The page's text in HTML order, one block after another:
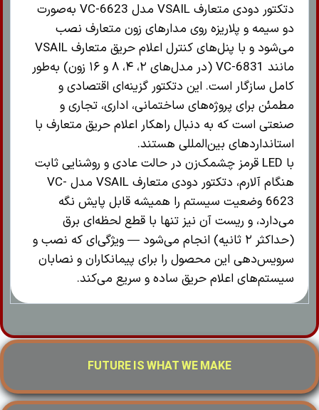
دتکتور دودی متعارف VSAIL مدل VC-6623 به‌صورت
دو سیمه و پلاریزه روی مدارهای زون متعارف نصب
می‌شود و با پنل‌های کنترل اعلام حریق متعارف VSAIL
مانند VC-6831 (در مدل‌های ۲، ۴، ۸ و ۱۶ زون) به‌طور
کامل سازگار است. این دتکتور گزینه‌ای اقتصادی و
مطمئن برای پروژه‌های ساختمانی، اداری، تجاری و
صنعتی است که به دنبال راهکار اعلام حریق متعارف با
استانداردهای بین‌المللی هستند.
با LED قرمز چشمک‌زن در حالت عادی و روشنایی ثابت
هنگام آلارم، دتکتور دودی متعارف VSAIL مدل VC-
6623 وضعیت سیستم را همیشه قابل پایش نگه
می‌دارد، و ریست آن نیز تنها با قطع لحظه‌ای برق
(حداکثر ۲ ثانیه) انجام می‌شود — ویژگی‌ای که نصب و
سرویس‌دهی این محصول را برای پیمانکاران و نصابان
سیستم‌های اعلام حریق ساده و سریع می‌کند.
FUTURE IS WHAT WE MAKE